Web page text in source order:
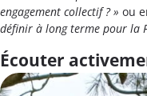
engagement collectif ? » ou
définir à long terme pour la
Écouter